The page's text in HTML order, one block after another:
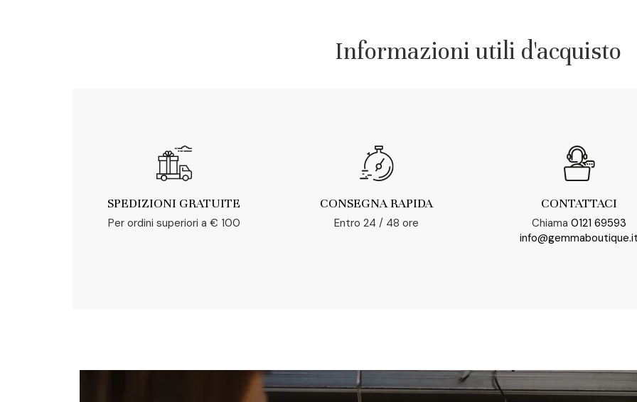
Informazioni utili d'acquisto
SPEDIZIONI GRATUITE
Per ordini superiori a € 100
CONSEGNA RAPIDA
Entro 24 / 48 ore
CONTATTACI
Chiama 0121 69593